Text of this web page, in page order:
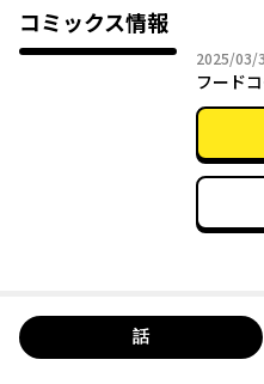
いしか知らない表情を見せるので
コミックス情報
2025/03/
フード
話